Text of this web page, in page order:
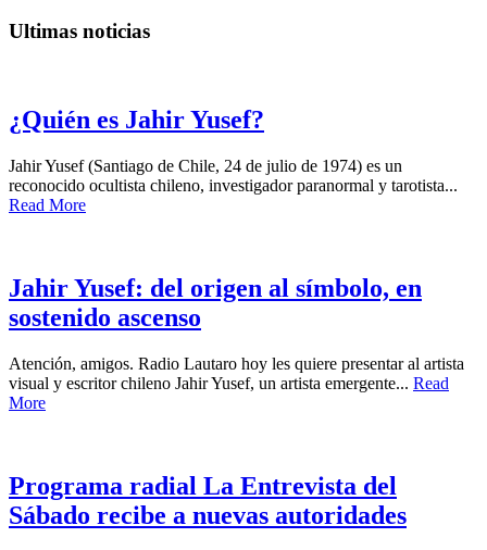
Ultimas noticias
¿Quién es Jahir Yusef?
Jahir Yusef (Santiago de Chile, 24 de julio de 1974) es un
reconocido ocultista chileno, investigador paranormal y tarotista...
Read More
Jahir Yusef: del origen al símbolo, en
sostenido ascenso
Atención, amigos. Radio Lautaro hoy les quiere presentar al artista
visual y escritor chileno Jahir Yusef, un artista emergente... Read
More
Programa radial La Entrevista del
Sábado recibe a nuevas autoridades